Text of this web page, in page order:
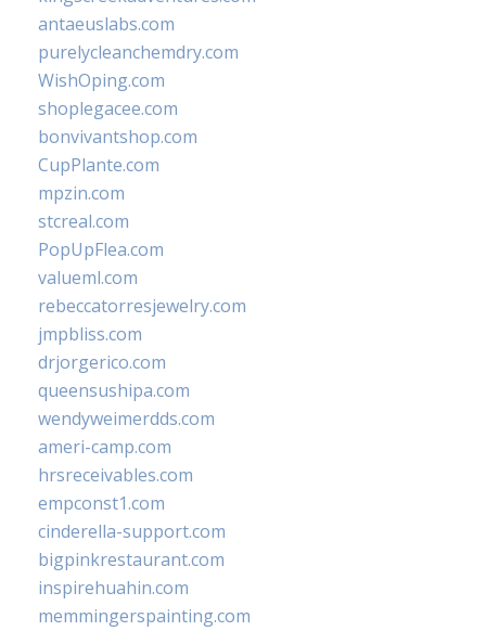
antaeuslabs.com
purelycleanchemdry.com
WishOping.com
shoplegacee.com
bonvivantshop.com
CupPlante.com
mpzin.com
stcreal.com
PopUpFlea.com
valueml.com
rebeccatorresjewelry.com
jmpbliss.com
drjorgerico.com
queensushipa.com
wendyweimerdds.com
ameri-camp.com
hrsreceivables.com
empconst1.com
cinderella-support.com
bigpinkrestaurant.com
inspirehuahin.com
memmingerspainting.com